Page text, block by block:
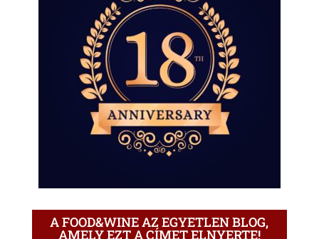
A FOOD&WINE AZ EGYETLEN BLOG,
AMELY EZT A CÍMET ELNYERTE!